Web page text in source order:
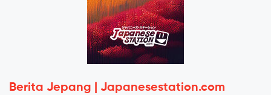
Berita Jepang | Japanesestation.com